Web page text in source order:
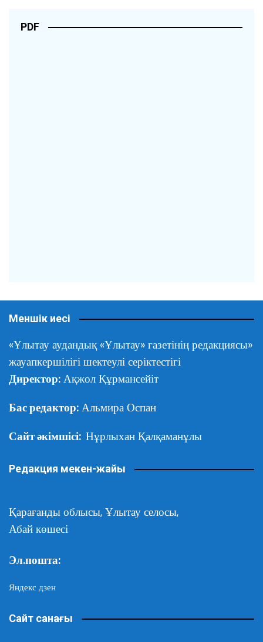
PDF
Меншік иесі
«Ұлытау аудандық «Ұлытау» газетінің редакциясы»
жауапкершілігі шектеулі серіктестігі
Директор: Ақжол Құрмансейіт
Бас редактор: Альмира Оспан
Сайт әкімшісі: Нұрлыхан Қалқаманұлы
Редакция мекен-жайы
Қарағанды облысы, Ұлытау селосы,
Абай көшесі
Эл.пошта:
Яндекс дзен
Сайт санағы